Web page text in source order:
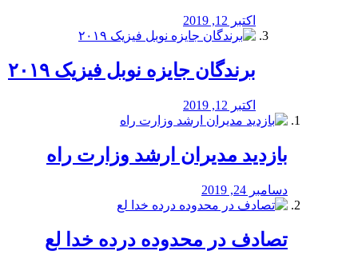
اکتبر 12, 2019
برندگان جایزه نوبل فیزیک ۲۰۱۹
اکتبر 12, 2019
بازدید مدیران ارشد وزارت راه
دسامبر 24, 2019
تصادف در محدوده درده خدا لع